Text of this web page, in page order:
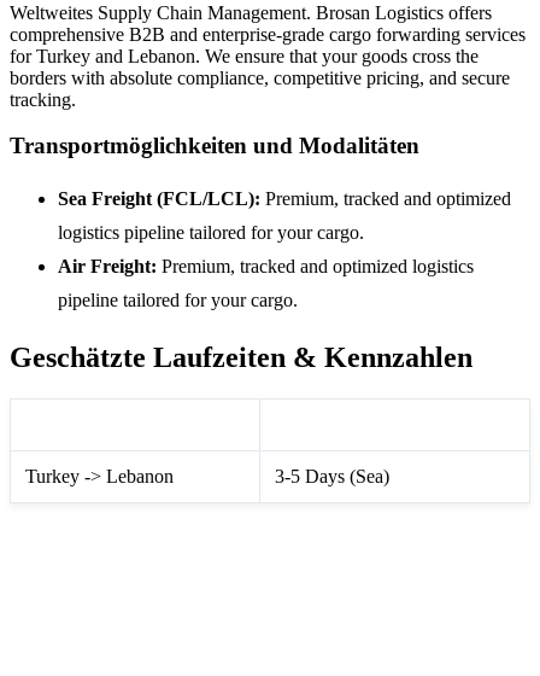
Weltweites Supply Chain Management. Brosan Logistics offers
comprehensive B2B and enterprise-grade cargo forwarding services
for Turkey and Lebanon. We ensure that your goods cross the
borders with absolute compliance, competitive pricing, and secure
tracking.
Transportmöglichkeiten und Modalitäten
Sea Freight (FCL/LCL): Premium, tracked and optimized
logistics pipeline tailored for your cargo.
Air Freight: Premium, tracked and optimized logistics
pipeline tailored for your cargo.
Geschätzte Laufzeiten & Kennzahlen
Turkey -> Lebanon 3-5 Days (Sea)